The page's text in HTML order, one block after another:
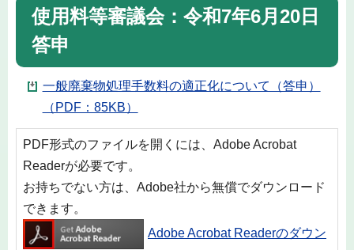
使用料等審議会：令和7年6月20日
答申
一般廃棄物処理手数料の適正化について（答申）
（PDF：85KB）
PDF形式のファイルを開くには、Adobe Acrobat
Readerが必要です。
お持ちでない方は、Adobe社から無償でダウンロード
できます。
Adobe Acrobat Readerのダウン